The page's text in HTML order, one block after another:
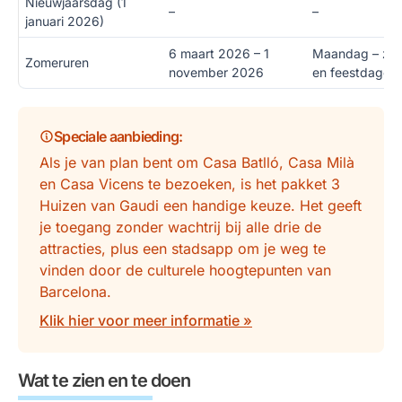
januari 2026)
– –
Zomeruren
6 maart 2026 – 1
november 2026
Maandag –
en feestdagen
Speciale aanbieding:
Als je van plan bent om Casa Batlló, Casa Milà
en Casa Vicens te bezoeken, is het pakket 3
Huizen van Gaudi een handige keuze. Het geeft
je toegang zonder wachtrij bij alle drie de
attracties, plus een stadsapp om je weg te
vinden door de culturele hoogtepunten van
Barcelona.
Klik hier voor meer informatie »
Wat te zien en te doen